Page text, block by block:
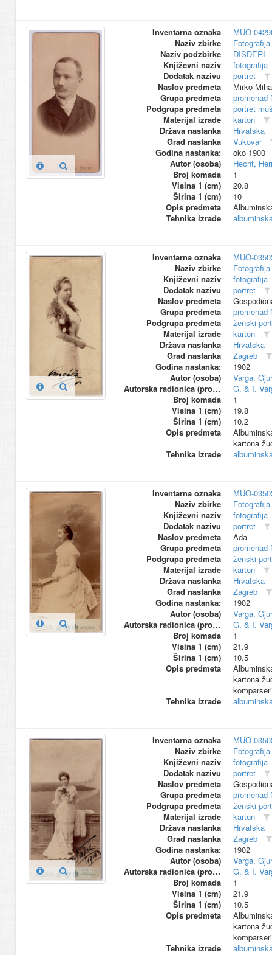
Inventarna oznaka
MUO-
Naziv zbirke
Naziv podzbirke
DISDERI
Književni naziv
fotografija
Dodatak nazivu
portret
Naslov predmeta
Mirko
Grupa predmeta
promenad
Podgrupa predmeta
portret
Materijal izrade
karton
Država nastanka
Hrvatska
Grad nastanka
Vukovar
Godina nastanka:
oko 1900
Autor (osoba)
Hecht,
Broj komada
1
Visina 1 (cm)
20.8
Širina 1 (cm)
10
Opis predmeta
Tehnika izrade
Inventarna oznaka
MUO-
Naziv zbirke
Književni naziv
fotografija
Dodatak nazivu
portret
Naslov predmeta
Grupa predmeta
promenad
Podgrupa predmeta
ženski
Materijal izrade
karton
Država nastanka
Hrvatska
Grad nastanka
Zagreb
Godina nastanka:
1902
Autor (osoba)
Varga,
Autorska radionica (proizvođač)
G. & I.
Broj komada
1
Visina 1 (cm)
19.8
Širina 1 (cm)
10.2
Opis predmeta
kartona
Tehnika izrade
Inventarna oznaka
MUO-
Naziv zbirke
Književni naziv
fotografija
Dodatak nazivu
portret
Naslov predmeta
Ada
Grupa predmeta
promenad
Podgrupa predmeta
ženski
Materijal izrade
karton
Država nastanka
Hrvatska
Grad nastanka
Zagreb
Godina nastanka:
1902
Autor (osoba)
Varga,
Autorska radionica (proizvođač)
G. & I.
Broj komada
1
Visina 1 (cm)
21.9
Širina 1 (cm)
10.5
Opis predmeta
kartona
Tehnika izrade
Inventarna oznaka
MUO-
Naziv zbirke
Književni naziv
fotografija
Dodatak nazivu
portret
Naslov predmeta
Grupa predmeta
promenad
Podgrupa predmeta
ženski
Materijal izrade
karton
Država nastanka
Hrvatska
Grad nastanka
Zagreb
Godina nastanka:
1902
Autor (osoba)
Varga,
Autorska radionica (proizvođač)
G. & I.
Broj komada
1
Visina 1 (cm)
21.9
Širina 1 (cm)
10.5
Opis predmeta
kartona
Tehnika izrade